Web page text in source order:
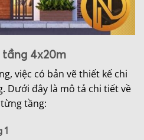
tầng 4x20m
việc có bản vẽ thiết kế chi
Dưới đây là mô tả chi tiết về
tầng:
1